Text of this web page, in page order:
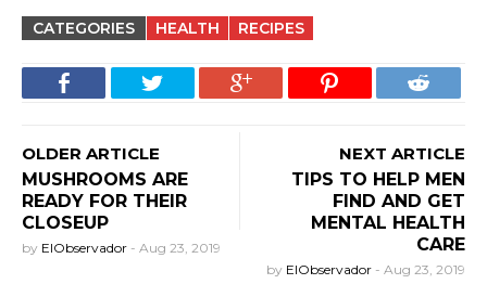
CATEGORIES HEALTH RECIPES
OLDER ARTICLE
MUSHROOMS ARE
READY FOR THEIR
CLOSEUP
by ElObservador - Aug 23, 2019
NEXT ARTICLE
TIPS TO HELP MEN
FIND AND GET
MENTAL HEALTH
CARE
by ElObservador - Aug 23, 2019